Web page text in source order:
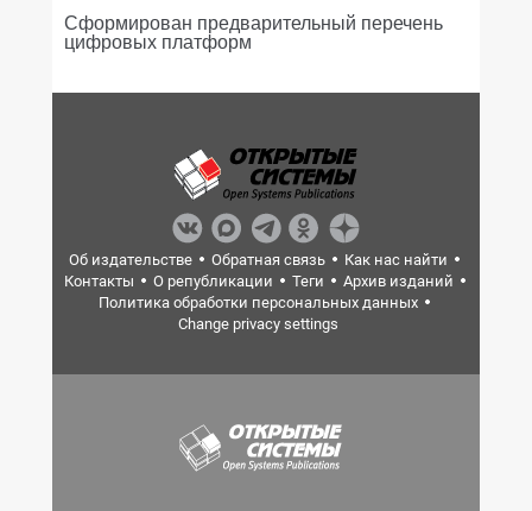
Сформирован предварительный перечень
цифровых платформ
Об издательстве Обратная связь
Как нас найти
Контакты
О републикации Теги
Архив изданий
Политика обработки персональных данных
Change privacy settings